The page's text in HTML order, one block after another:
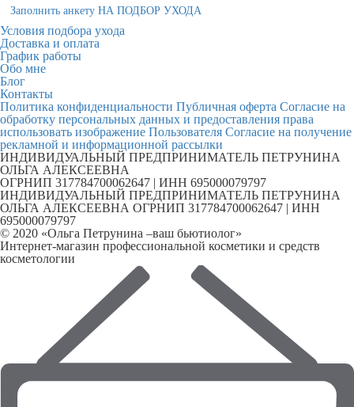
Заполнить анкету НА ПОДБОР УХОДА
Условия подбора ухода
Доставка и оплата
График работы
Обо мне
Блог
Контакты
Политика конфиденциальности Публичная оферта Согласие на
обработку персональных данных и предоставления права
использовать изображение Пользователя Согласие на получение
рекламной и информационной рассылки
ИНДИВИДУАЛЬНЫЙ ПРЕДПРИНИМАТЕЛЬ ПЕТРУНИНА
ОЛЬГА АЛЕКСЕЕВНА
ОГРНИП 317784700062647 | ИНН 695000079797
ИНДИВИДУАЛЬНЫЙ ПРЕДПРИНИМАТЕЛЬ ПЕТРУНИНА
ОЛЬГА АЛЕКСЕЕВНА ОГРНИП 317784700062647 | ИНН
695000079797
© 2020 «Ольга Петрунина –ваш бьютиолог»
Интернет-магазин профессиональной косметики и средств
косметологии